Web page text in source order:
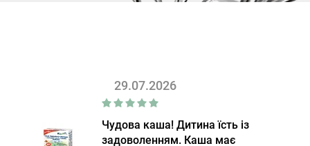
29.07.2026
Чудова каша! Дитина їсть із
задоволенням. Каша має